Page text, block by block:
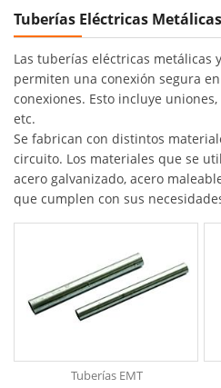
Tuberías Eléctricas
Las tuberías eléctricas metálicas
permiten una conexión segura
conexiones. Esto incluye
etc.
Se fabrican con distintos
circuito. Los materiales que se
acero galvanizado, acero
que cumplen con sus
Tuberías EMT